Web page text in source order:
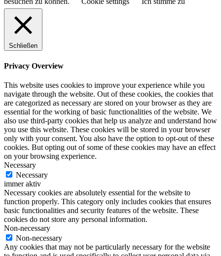
Schließen
Privacy Overview
This website uses cookies to improve your experience while you
navigate through the website. Out of these cookies, the cookies that
are categorized as necessary are stored on your browser as they are
essential for the working of basic functionalities of the website. We
also use third-party cookies that help us analyze and understand how
you use this website. These cookies will be stored in your browser
only with your consent. You also have the option to opt-out of these
cookies. But opting out of some of these cookies may have an effect
on your browsing experience.
Necessary
Necessary
immer aktiv
Necessary cookies are absolutely essential for the website to
function properly. This category only includes cookies that ensures
basic functionalities and security features of the website. These
cookies do not store any personal information.
Non-necessary
Non-necessary
Any cookies that may not be particularly necessary for the website